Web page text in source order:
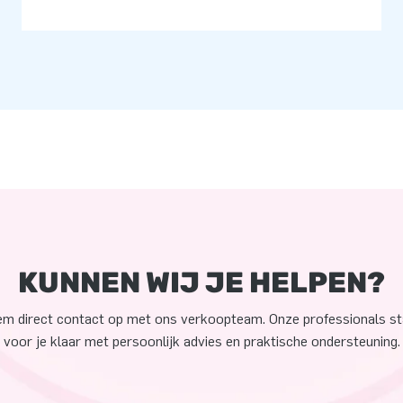
KUNNEN WIJ JE HELPEN?
direct contact op met ons verkoopteam. Onze professionals
voor je klaar met persoonlijk advies en praktische ondersteuning.